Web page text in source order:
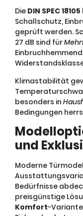
Die DIN SPEC 18105
Schallschutz,
geprüft werden.
27 dB sind für
Klimastabilität
besonders in
Bedingungen
und
Moderne
Bedürfnisse
preisgünstige
Komfort-